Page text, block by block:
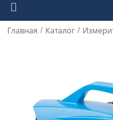
Главная / Каталог /